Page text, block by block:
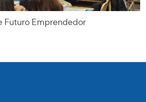
Futuro Emprendedor